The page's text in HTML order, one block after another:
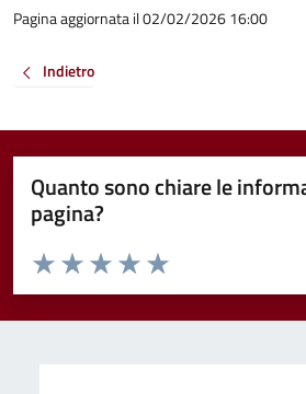
Pagina aggiornata il 02/02/2026 16:00
Indietro
Quanto sono chiare le
pagina?
Valuta da 1 a 5 stelle la pagina
Valuta 5 stelle su 5
Valuta 4 stelle su 5
Valuta 3 stelle su 5
Valuta 2 stelle su 5
Valuta 1 stelle su 5